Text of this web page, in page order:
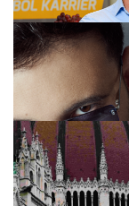
Energia
Content Lab HUB